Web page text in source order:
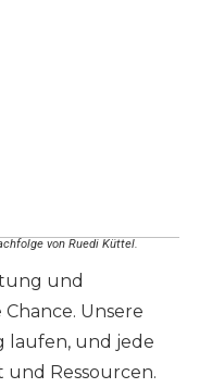
von Ruedi Küttel.
und
Unsere
laufen, und jede
Ressourcen.